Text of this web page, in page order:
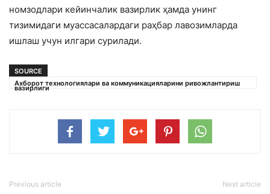
номзодлари кейинчалик вазирлик ҳамда унинг
тизимидаги муассасалардаги раҳбар лавозимларда
ишлаш учун илгари сурилади.
SOURCE
Ахборот технологиялари ва коммуникацияларини ривожлантириш
вазирлиги
Previous article Next article